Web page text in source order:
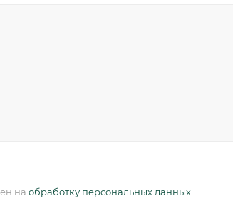
на обработку персональных данных